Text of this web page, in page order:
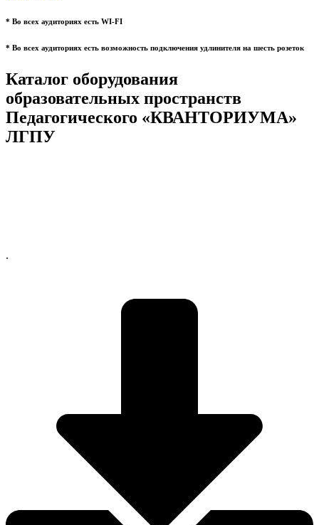
* Во всех аудиториях есть WI-FI
* Во всех аудиториях есть возможность подключения удлинителя на шесть розеток
Каталог оборудования
образовательных пространств
Педагогического «КВАНТОРИУМА»
ЛГПУ
.